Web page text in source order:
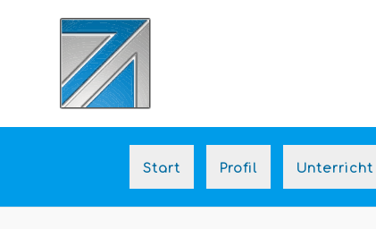
Start Profil Unterricht